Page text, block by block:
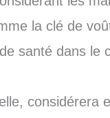
la clé de
santé dans le
considérera